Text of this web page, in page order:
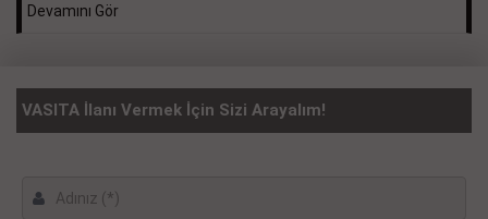
Devamını Gör
VASITA İlanı Vermek İçin Sizi Arayalım!